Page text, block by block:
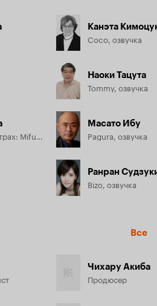
Rune, озвучка (в титрах: Mifuyu Hiiragi)
Канэта
Coco, озвучка
Наоки Тацута
Tommy, озвучка
Масато Ибу
Pagura, озвучка
Ранран
Bizo, озвучка
Все
Чихару Акиба
Продюсер